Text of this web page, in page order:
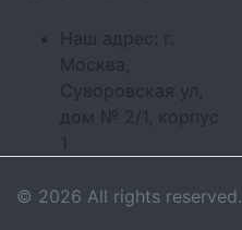
Наш адрес: г.
Москва,
Суворовская ул,
дом № 2/1, корпус
© 2026 All rights reserved.